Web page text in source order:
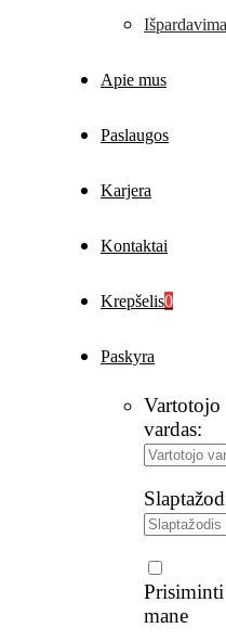
Apie mus
Paslaugos
Karjera
Kontaktai
Krepšelis0
Paskyra
Vartotojo
vardas:
Prisiminti
mane